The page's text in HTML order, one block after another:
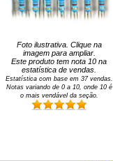
Foto ilustrativa. Clique na
imagem para ampliar.
Este produto tem nota 10 na
estatística de vendas.
Estatística com base em 37vendas.
Notas variando de 0a 10, onde 10 é
o mais vendável da seção.